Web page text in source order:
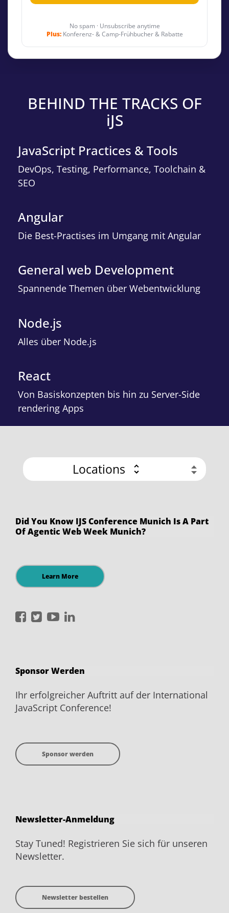
No spam · Unsubscribe anytime
Plus:Konferenz- & Camp-Frühbucher & Rabatte
BEHIND THE TRACKS OF
iJS
JavaScript Practices & Tools
DevOps, Testing, Performance, Toolchain &
SEO
Angular
Die Best-Practises im Umgang mit Angular
General web Development
Spannende Themen über Webentwicklung
Node.js
Alles über Node.js
React
Von Basiskonzepten bis hin zu Server-Side
rendering Apps
Locations
Did You Know IJS Conference Munich Is A Part
Of Agentic Web Week Munich?
Learn More
International
Facebook
International
Twitter
International
YouTubeLinkedIn
Sponsor Werden
Ihr erfolgreicher Auftritt auf der International
JavaScript Conference!
Sponsor werden
Newsletter-Anmeldung
Stay Tuned! Registrieren Sie sich für unseren
Newsletter.
Newsletter bestellen